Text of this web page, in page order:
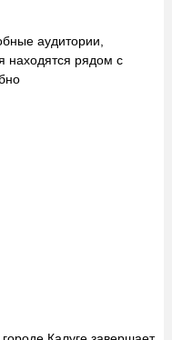
аудитории,
находятся рядом с